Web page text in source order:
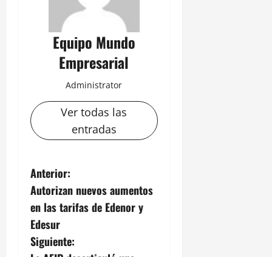
Equipo Mundo
Empresarial
Administrator
Ver todas las
entradas
N
a
v
Anterior:
Autorizan nuevos aumentos
en las tarifas de Edenor y
Edesur
Siguiente: